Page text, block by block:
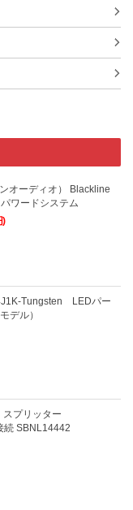
オーディオ） Blackline
ワードシステム
)
Tungsten LEDパー
デル）
プリッター
SBNL14442